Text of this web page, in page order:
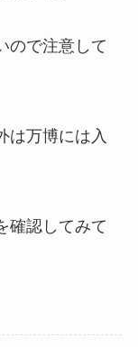
ので注意して
は万博には入
確認してみて